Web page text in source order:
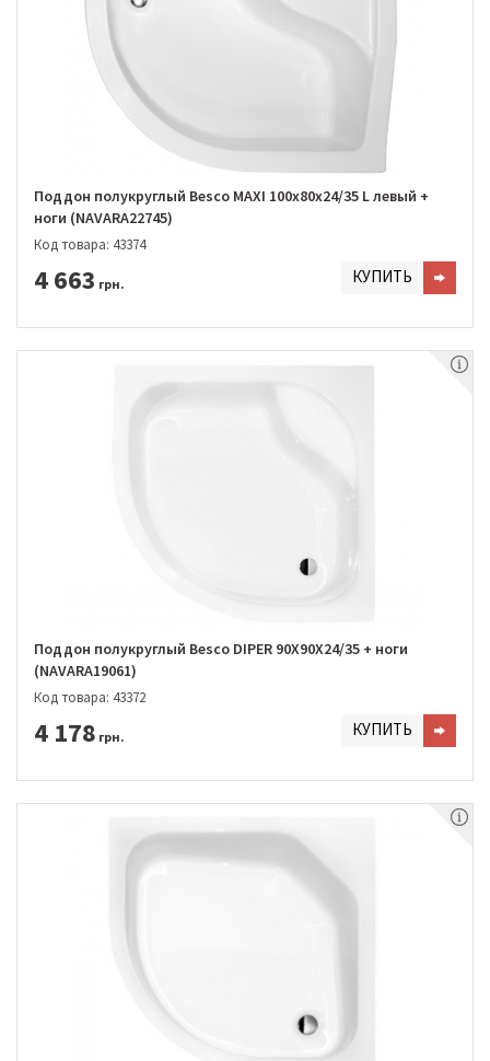
Поддон полукруглый Besco MAXI 100x80х24/35 L левый +
ноги (NAVARA22745)
Код товара: 43374
4 663 грн. КУПИТЬ
Поддон полукруглый Besco DIPER 90Х90Х24/35 + ноги
(NAVARA19061)
Код товара: 43372
4 178 грн. КУПИТЬ